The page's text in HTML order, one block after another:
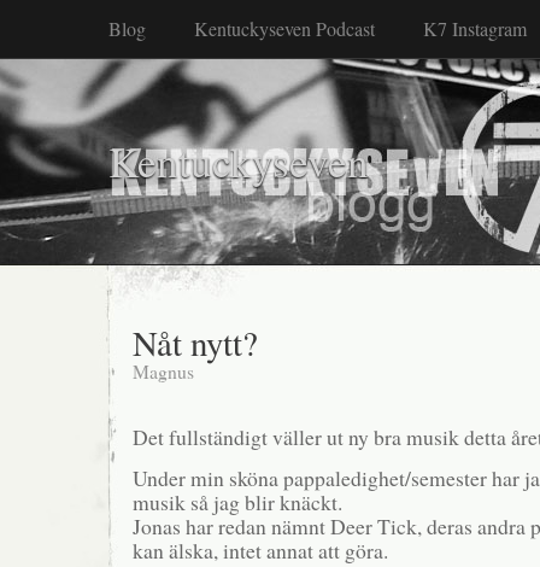
Blog Kentuckyseven Podcast K7 Instagram
Kentuckyseven
Nåt nytt?
Magnus
Det fullständigt väller ut ny bra musik detta
Under min sköna pappaledighet/semester har
musik så jag blir knäckt.
Jonas har redan nämnt Deer Tick, deras andra
kan älska, intet annat att göra.